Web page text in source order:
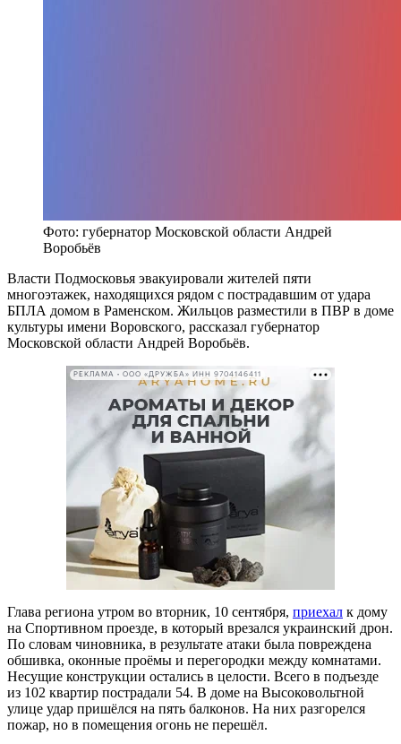
Фото: губернатор Московской области Андрей
Воробьёв
Власти Подмосковья эвакуировали жителей пяти
многоэтажек, находящихся рядом с пострадавшим от удара
БПЛА домом в Раменском. Жильцов разместили в ПВР в доме
культуры имени Воровского, рассказал губернатор
Московской области Андрей Воробьёв.
РЕКЛАМА • ООО «ДРУЖБА» ИНН 9704146411
Глава региона утром во вторник, 10 сентября, приехал к дому
на Спортивном проезде, в который врезался украинский дрон.
По словам чиновника, в результате атаки была повреждена
обшивка, оконные проёмы и перегородки между комнатами.
Несущие конструкции остались в целости. Всего в подъезде
из 102 квартир пострадали 54. В доме на Высоковольтной
улице удар пришёлся на пять балконов. На них разгорелся
пожар, но в помещения огонь не перешёл.